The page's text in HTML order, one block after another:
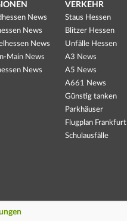
News
News
News
Main News
News
VERKEHR
Staus Hessen
Blitzer Hessen
Unfälle Hessen
A3 News
A5 News
A661 News
Günstig tanken
Parkhäuser
Flugplan Frankfurt
Schulausfälle